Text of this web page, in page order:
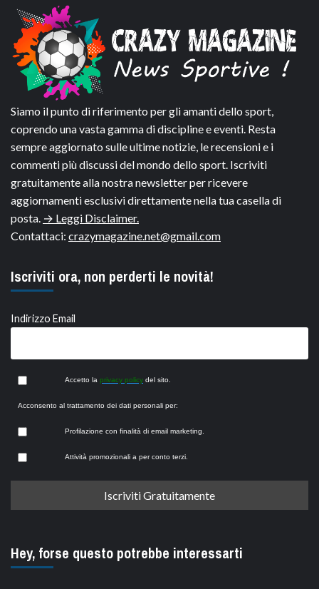
Siamo il punto di riferimento per gli amanti dello sport,
coprendo una vasta gamma di discipline e eventi. Resta
sempre aggiornato sulle ultime notizie, le recensioni e i
commenti più discussi del mondo dello sport. Iscriviti
gratuitamente alla nostra newsletter per ricevere
aggiornamenti esclusivi direttamente nella tua casella di
posta. → Leggi Disclaimer.
Contattaci: crazymagazine.net@gmail.com
Iscriviti ora, non perderti le novità!
Indirizzo Email
Accetto la privacy policy del sito.
Acconsento al trattamento dei dati personali per:
Profilazione con finalità di email marketing.
Attività promozionali a per conto terzi.
Hey, forse questo potrebbe interessarti